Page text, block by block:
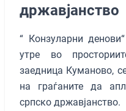
државјанствo
“ Конзуларни
утре во
заедница Куманово,
на граѓаните да
српско државјанство.